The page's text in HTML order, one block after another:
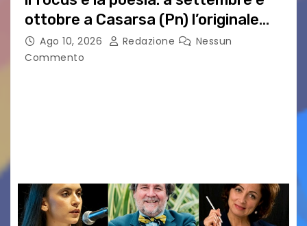
ottobre a Casarsa (Pn) l’originale
percorso per docenti delle scuole
medie e superiori
Ago 10, 2026 Redazione
Nessun
Commento